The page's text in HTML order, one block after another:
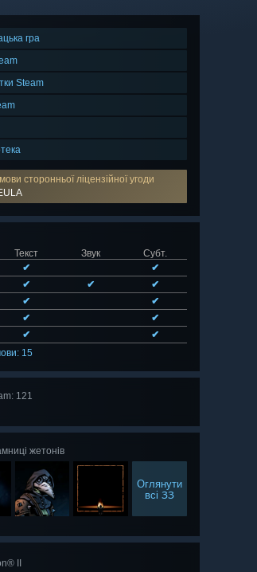
гра
Steam
сторонньої ліцензійної угоди
Текст
Звук
Субт.
✔
✔
✔ ✔
✔
✔
✔
✔
✔
✔
✔
15
121
жетонів
Оглянути
всі 33
II